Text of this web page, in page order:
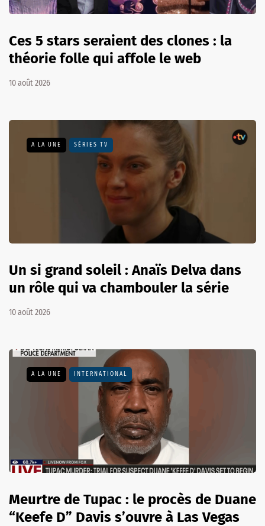
Ces 5 stars seraient des clones : la
théorie folle qui affole le web
10 août 2026
A LA UNE SÉRIES TV
Un si grand soleil : Anaïs Delva dans
un rôle qui va chambouler la série
10 août 2026
A LA UNE INTERNATIONAL
Meurtre de Tupac : le procès de Duane
“Keefe D” Davis s’ouvre à Las Vegas